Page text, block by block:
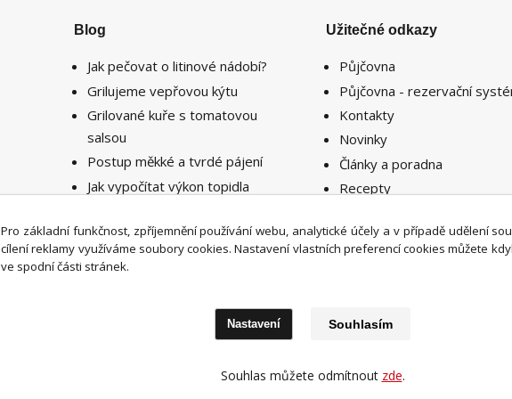
Blog
Jak pečovat o litinové nádobí?
Grilujeme vepřovou kýtu
Grilované kuře s tomatovou
salsou
Postup měkké a tvrdé pájení
Jak vypočítat výkon topidla
místnosti ?
Užitečné odkazy
Půjčovna
Půjčovna - rezervační
Kontakty
Novinky
Články a poradna
Recepty
Upravit sběr cookies.
Super-naradi.cz 2026
Pro základní funkčnost, zpříjemnění používání webu, analytické účely a v případě udělení
cílení reklamy využíváme soubory cookies. Nastavení vlastních preferencí cookies můžete
ve spodní části stránek.
Nastavení Souhlasím
Souhlas můžete odmítnout zde.